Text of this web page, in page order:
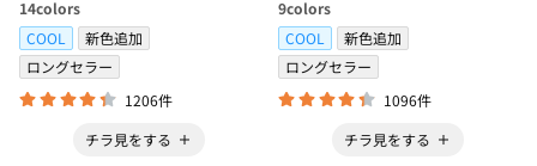
14colors
COOL
新色追加
ロングセラー
1206件
チラ見をする
9colors
COOL
新色追加
ロングセラー
1096件
チラ見をする